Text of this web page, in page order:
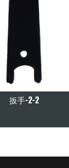
扳手-2-2